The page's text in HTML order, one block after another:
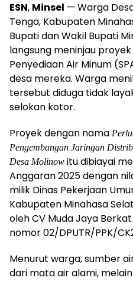
ESN, Minsel — Warga
Tenga, Kabupaten
Bupati dan Wakil Bupati
langsung meninjau
Penyediaan Air Minum
desa mereka. Warga
tersebut diduga tidak
selokan kotor.
Proyek dengan nama
Pengembangan Jaringan
Desa Molinow itu dibiayai
Anggaran 2025 dengan
milik Dinas Pekerjaan
Kabupaten Minahasa
oleh CV Muda Jaya
nomor 02/DPUTR/PPK/
Menurut warga, sumber
dari mata air alami,